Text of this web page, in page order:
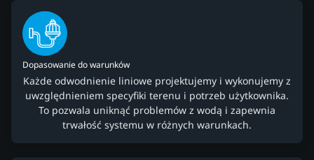
Dopasowanie do warunków
Każde odwodnienie liniowe projektujemy i wykonujemy z
uwzględnieniem specyfiki terenu i potrzeb użytkownika.
To pozwala uniknąć problemów z wodą i zapewnia
trwałość systemu w różnych warunkach.